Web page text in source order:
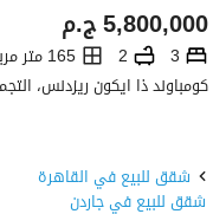
ج.م5,800,000
3
2 165 متر مربع
شقق للبيع في القاهرة
شقق للبيع في جاردن